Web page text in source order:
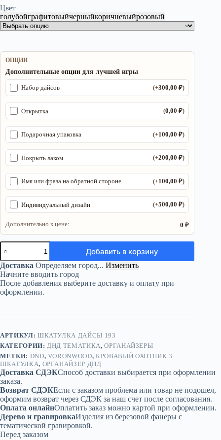
Цвет
голубойграфитовыйчерныйкоричневыйрозовый
ОПЦИИ
Дополнительные опции для лучшей игры
Набор дайсов (+300,00₽)
Открытка (0,00₽)
Подарочная упаковка (+100,00₽)
Покрыть лаком (+200,00₽)
Имя или фраза на обратной стороне (+100,00₽)
Индивидуальный дизайн (+500,00₽)
Дополнительно к цене: 0 ₽
Количество
товара
Органайзер
ДнД
«Кровавый
охотник
3
—
Добавить в корзину
Доставка Определяем город... Изменить
Начните вводить город
После добавления выберите доставку и оплату при
оформлении.
АРТИКУЛ: ШКАТУЛКА ДАЙСЫ 193
КАТЕГОРИИ:ДНД ТЕМАТИКА,ОРГАНАЙЗЕРЫ
МЕТКИ: DND, VORONWOOD, КРОВАВЫЙ ОХОТНИК 3
ШКАТУЛКА, ОРГАНАЙЗЕР ДНД
Доставка СДЭКСпособ доставки выбирается при оформлении
заказа.
Возврат СДЭКЕсли с заказом проблема или товар не подошел,
оформим возврат через СДЭК за наш счет после согласования.
Оплата онлайнОплатить заказ можно картой при оформлении.
Дерево и гравировкаИзделия из березовой фанеры с
тематической гравировкой.
Перед заказом